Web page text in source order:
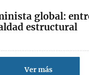
global:
estructural
Ver más